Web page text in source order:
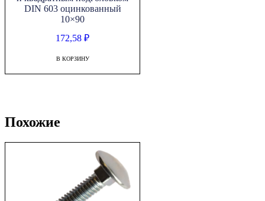
DIN 603 оцинкованный
10×90
172,58₽
В КОРЗИНУ
Похожие